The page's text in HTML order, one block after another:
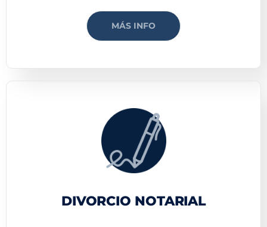
MÁS INFO
DIVORCIO NOTARIAL